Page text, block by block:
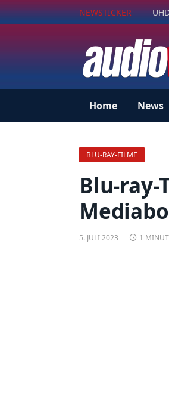
NEWSTICKER
Home News
BLU-RAY-FILME
Blu-ray-
5. JULI 2023 1